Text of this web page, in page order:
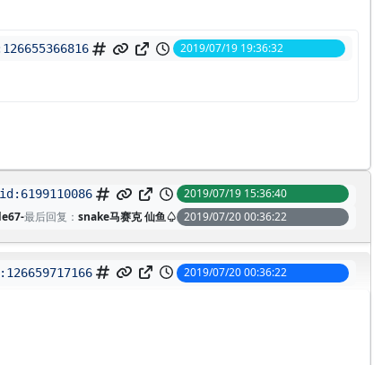
126655366816 2019/07/19 19:36:32
6199110086
2019/07/19 15:36:40
最后回复： snake马赛克 仙鱼♤ 2019/07/20 00:36:22
126659717166 2019/07/20 00:36:22